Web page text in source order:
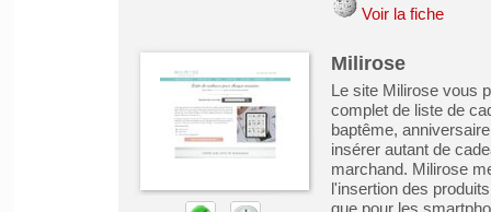
Voir la fiche
Milirose
Le site Milirose vous
complet de liste de
baptême,
insérer autant de
marchand. Milirose
l'insertion des
que pour les